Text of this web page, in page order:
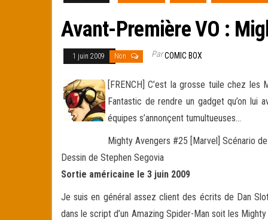
Avant-Première VO :
1 juin 2009 Non ParCOMIC BOX
[FRENCH] C’est la grosse tuile chez
Fantastic de rendre un gadget qu’on lui
équipes s’annonçent tumultueuses…
Mighty Avengers #25 [Marvel] Scénario
Dessin de Stephen Segovia
Sortie américaine le 3 juin 2009
Je suis en général assez client des écrits de Dan
dans le script d’un Amazing Spider-Man soit les